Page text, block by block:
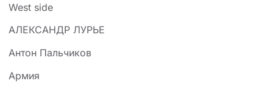
West side
АЛЕКСАНДР ЛУРЬЕ
Антон Пальчиков
Армия